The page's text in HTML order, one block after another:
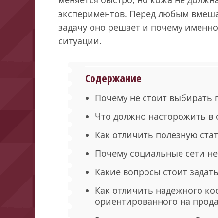
экспериментов. Перед любым
задачу оно решает и почему
ситуации.
Содержание
Почему не стоит выбирать
Что должно насторожить в
Как отличить полезную
Почему социальные сети
Какие вопросы стоит
Как отличить надежного
ориентированного на